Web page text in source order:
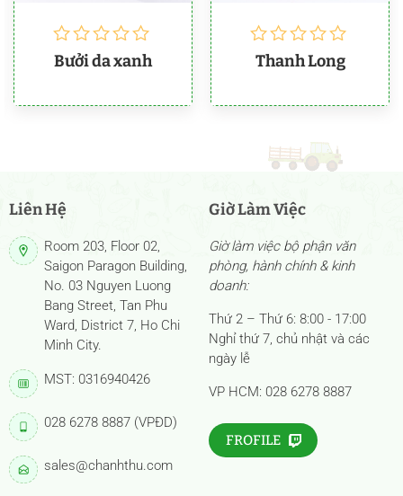
Bưởi da xanh Thanh Long
Liên Hệ
Room 203, Floor 02,
Saigon Paragon Building,
No. 03 Nguyen Luong
Bang Street, Tan Phu
Ward, District 7, Ho Chi
Minh City.
MST: 0316940426
028 6278 8887 (VPĐD)
sales@chanhthu.com
Giờ Làm Việc
Giờ làm việc bộ phận văn
phòng, hành chính & kinh
doanh:
Thứ 2 – Thứ 6: 8:00 - 17:00
Nghỉ thứ 7, chủ nhật và các
ngày lễ
VP HCM: 028 6278 8887
FROFILE